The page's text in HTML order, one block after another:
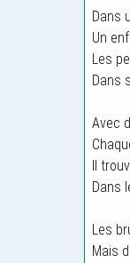
Dans
Un
Les
Dans
Avec
Il
Dans
Les
Mais